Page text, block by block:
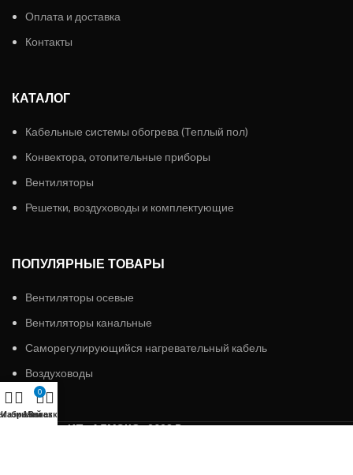
Оплата и доставка
Контакты
КАТАЛОГ
Кабельные системы обогрева (Теплый пол)
Конвектора, отопительные приборы
Вентиляторы
Решетки, воздуховоды и комплектующие
ПОПУЛЯРНЫЕ ТОВАРЫ
Вентиляторы осевые
Вентиляторы канальные
Саморегулирующийся нагревательный кабель
Воздуховоды
ИП «АЛМЭКС»2023 Все права защищены
Избранное
0
Заказ
Мой аккаунт